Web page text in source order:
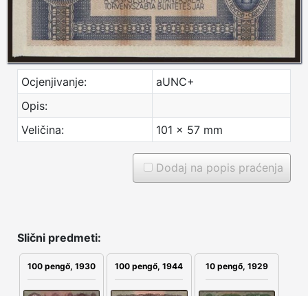
Ocjenjivanje:
aUNC+
Opis:
Veličina:
101 x 57 mm
Dodaj na popis praćenja
Slični predmeti:
100 pengő, 1930 100 pengő, 1944 10 pengő, 1929